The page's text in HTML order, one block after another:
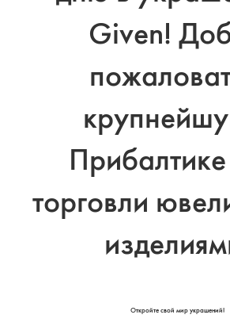
Given!
Прибалтике
торговли
Откройте свой мир украшений!